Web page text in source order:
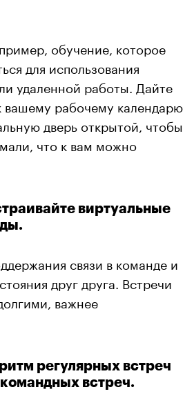
обучение, которое
для использования
удаленной работы. Дайте
вашему рабочему календарю
дверь открытой, чтобы
что к вам можно
виртуальные
связи в команде и
друг друга. Встречи
важнее
регулярных встреч
встреч.